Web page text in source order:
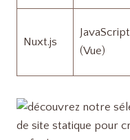
Nuxt.js
JavaScript
(Vue)